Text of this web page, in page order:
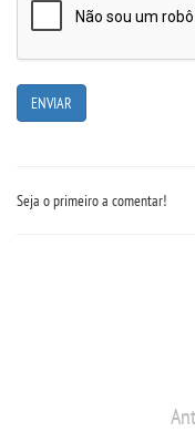
Seja o primeiro a comentar!